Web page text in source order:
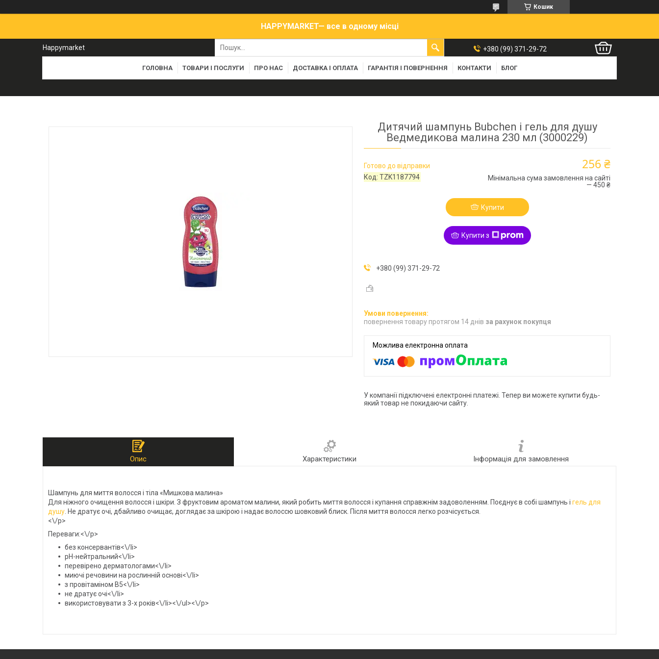
Кошик
HAPPYMARKET— все в одному місці
Happymarket +380 (99) 371-29-72
ГОЛОВНА ТОВАРИ І ПОСЛУГИ ПРО НАС ДОСТАВКА І ОПЛАТА ГАРАНТІЯ І ПОВЕРНЕННЯ КОНТАКТИ БЛОГ
Дитячий шампунь Bubchen і гель для душу
Ведмедикова малина 230 мл (3000229)
Готово до відправки
Код:TZK1187794
256 ₴
Мінімальна сума замовлення на сайті
— 450 ₴
Купити
Купити з
+380 (99) 371-29-72
повернення товару протягом 14 днів за рахунок покупця
У компанії підключені електронні платежі. Тепер ви можете купити будь-
який товар не покидаючи сайту.
Опис Характеристики Інформація для замовлення
Шампунь для миття волосся і тіла «Мишкова малина»
Для ніжного очищення волосся і шкіри. З фруктовим ароматом малини, який робить миття волосся і купання справжнім задоволенням. Поєднує в собі шампунь і гель для
душу . Не дратує очі, дбайливо очищає, доглядає за шкірою і надає волоссю шовковий блиск. Після миття волосся легко розчісується.
<\/p>
Переваги:<\/p>
без консервантів<\/li>
pH-нейтральний<\/li>
перевірено дерматологами<\/li>
миючі речовини на рослинній основі<\/li>
з провітаміном В5<\/li>
не дратує очі<\/li>
використовувати з 3-х років<\/li><\/ul><\/p>